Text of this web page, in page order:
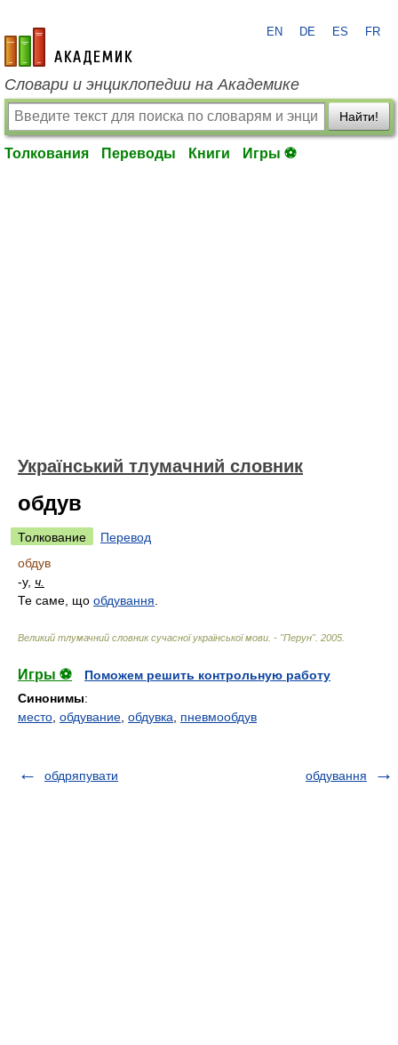
academic.ru
EN DE ES FR
Словари и энциклопедии на Академике
Найти!
Толкования Переводы Книги Игры ⚽
Український тлумачний словник
обдув
Толкование
Перевод
обдув
-у, ч.
Те саме, що обдування
Великий тлумачний словник сучасної української мови. - "Перун". 2005
Игры ⚽
Поможем решить контрольную работу
Синонимы:
место обдувание обдувка пневмообдув
обдряпувати обдування